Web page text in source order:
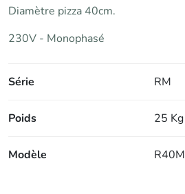
Diamètre pizza 40cm.
230V - Monophasé
Série RM
Poids 25 Kg
Modèle R40M